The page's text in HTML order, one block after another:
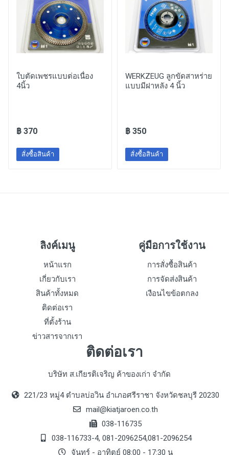
ใบตัดเพชรแบบต่อเนื่อง
4นิ้ว
฿ 370
สั่งซื้อสินค้า
WERKZEUG ลูกขัดสาหร่าย
แบบมีฝาหลัง 4 นิ้ว
฿ 350
สั่งซื้อสินค้า
ลิงค์เมนู
หน้าแรก
เกี่ยวกับเรา
สินค้าทั้งหมด
ติดต่อเรา
ที่ตั้งร้าน
ข่าวสารจากเรา
คู่มือการใช้งาน
การสั่งซื้อสินค้า
การจัดส่งสินค้า
เงือนไขข้อตกลง
ติดต่อเรา
บริษัท ส.เกียรติเจริญ ค้าของเก่า จำกัด
221/23 หมู่4 ตำบลบ่อวิน อำเภอศรีราชา จังหวัดชลบุรี 20230
mail@kiatjaroen.co.th
038-116735
038-116733-4, 081-2096254,081-2096254
จันทร์ - อาทิตย์ 08:00 - 17:30 น